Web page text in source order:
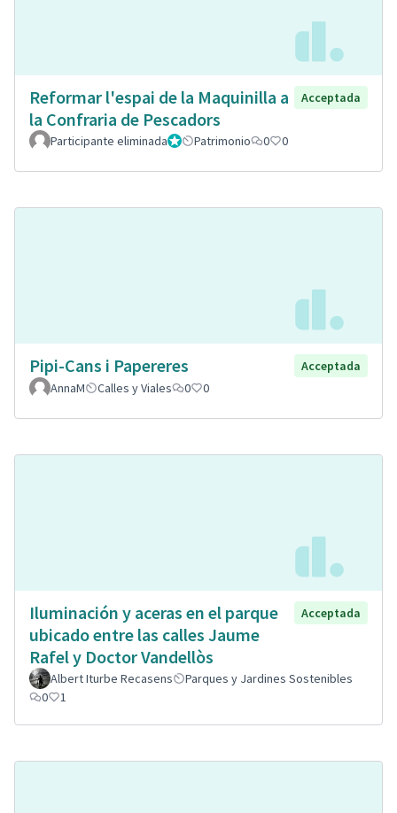
Reformar l'espai de la Maquinilla a
la Confraria de Pescadors
Acceptada
Participante eliminadaAdministrador
Patrimonio 0 0
Pipi-Cans i Papereres
Acceptada
AnnaM
Calles y Viales 0 0
Iluminación y aceras en el parque
ubicado entre las calles Jaume
Rafel y Doctor Vandellòs
Acceptada
Albert Iturbe Recasens
Parques y Jardines Sostenibles
0
1